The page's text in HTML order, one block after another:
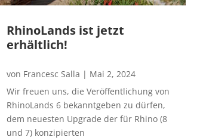
RhinoLands ist jetzt
erhältlich!
von Francesc Salla | Mai 2, 2024
Wir freuen uns, die Veröffentlichung von
RhinoLands 6 bekanntgeben zu dürfen,
dem neuesten Upgrade der für Rhino (8
und 7) konzipierten